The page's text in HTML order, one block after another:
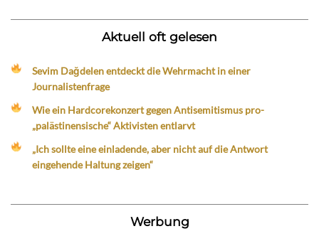
Aktuell oft gelesen
Sevim Dağdelen entdeckt die Wehrmacht in einer
Journalistenfrage
Wie ein Hardcorekonzert gegen Antisemitismus pro-
„palästinensische“ Aktivisten entlarvt
„Ich sollte eine einladende, aber nicht auf die Antwort
eingehende Haltung zeigen“
Werbung